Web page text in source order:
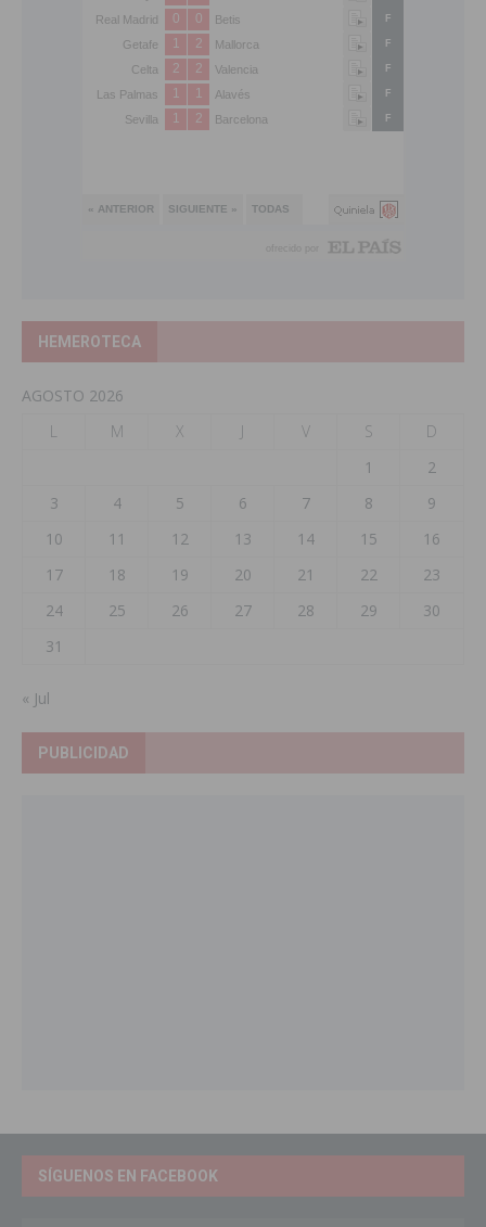
HEMEROTECA
AGOSTO 2026
L
M X J V S
D
1
2
3
4 5 6 7 8
9
10
11 12 13 14 15
16
17
18 19 20 21 22
23
24
25 26 27 28 29
30
31
« Jul
PUBLICIDAD
SÍGUENOS EN FACEBOOK